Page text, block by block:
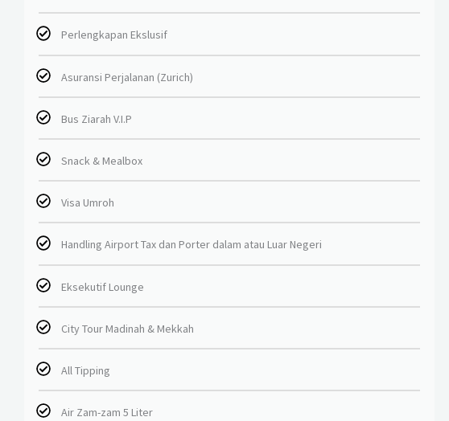
Perlengkapan Ekslusif
Asuransi Perjalanan (Zurich)
Bus Ziarah V.I.P
Snack & Mealbox
Visa Umroh
Handling Airport Tax dan Porter dalam atau Luar Negeri
Eksekutif Lounge
City Tour Madinah & Mekkah
All Tipping
Air Zam-zam 5 Liter